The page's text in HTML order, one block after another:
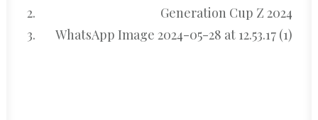
Generation Cup Z 2024
WhatsApp Image 2024-05-28 at 12.53.17 (1)